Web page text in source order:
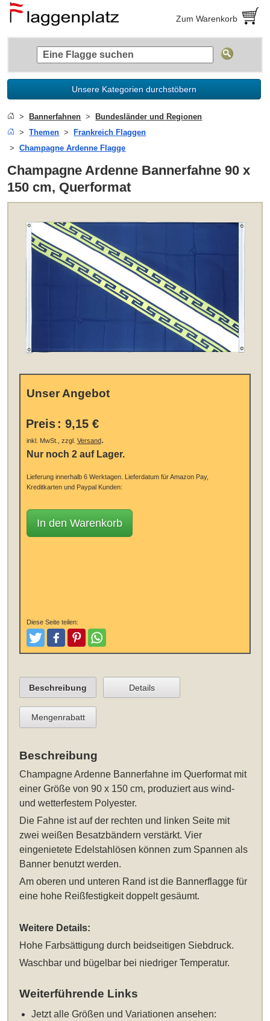
Zum Warenkorb
Unsere Kategorien durchstöbern
Bannerfahnen
Bundesländer und Regionen
Themen
Frankreich Flaggen
Champagne Ardenne Flagge
Champagne Ardenne Bannerfahne 90 x
150 cm, Querformat
Unser Angebot
Preis : 9,15 €
inkl. MwSt., zzgl. Versand.
Nur noch 2 auf Lager.
Lieferung innerhalb 6 Werktagen.
Lieferdatum für Amazon Pay,
Kreditkarten und Paypal Kunden:
In den Warenkorb
Diese Seite teilen:
TweetenPostenPinterestTeilen
Beschreibung Details
Mengenrabatt
Beschreibung
Champagne Ardenne Bannerfahne im Querformat mit
einer Größe von 90 x 150 cm, produziert aus wind-
und wetterfestem Polyester.
Die Fahne ist auf der rechten und linken Seite mit
zwei weißen Besatzbändern verstärkt. Vier
eingenietete Edelstahlösen können zum Spannen als
Banner benutzt werden.
Am oberen und unteren Rand ist die Bannerflagge für
eine hohe Reißfestigkeit doppelt gesäumt.
Weitere Details:
Hohe Farbsättigung durch beidseitigen Siebdruck.
Waschbar und bügelbar bei niedriger Temperatur.
Weiterführende Links
Jetzt alle Größen und Variationen ansehen: